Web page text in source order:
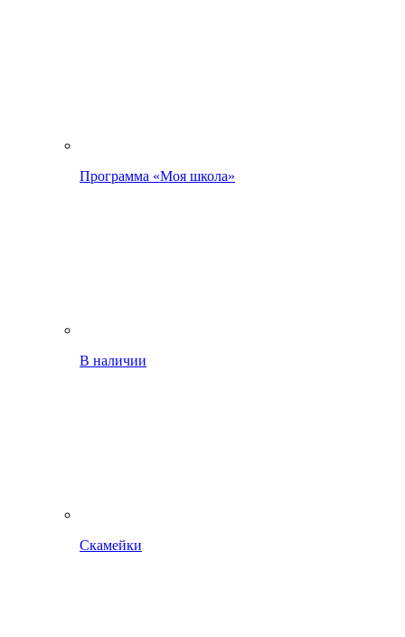
Программа «Моя школа»
В наличии
Скамейки